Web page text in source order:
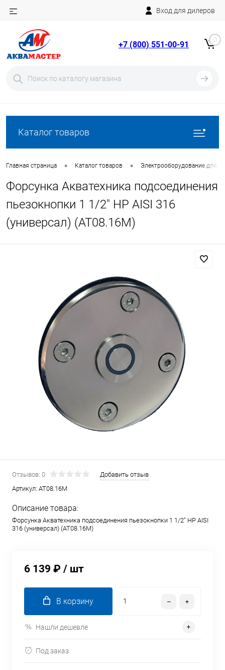
Вход для дилеров
+7 (800) 551-00-91 0
Каталог товаров
Главная страница • Каталог товаров • Электрооборудование для
Форсунка Акватехника подсоединения
пьезокнопки 1 1/2" НР AISI 316
(универсал) (AT08.16M)
Отзывов: 0
Добавить отзыв
Артикул: AT08.16M
Описание товара:
Форсунка Акватехника подсоединения пьезокнопки 1 1/2" НР AISI
316 (универсал) (AT08.16M)
6 139 ₽ / шт
В корзину
Нашли дешевле
Под заказ